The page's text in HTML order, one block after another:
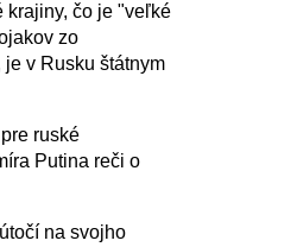
krajiny, čo je "veľké
zo
v Rusku štátnym
ruské
Putina reči o
na svojho